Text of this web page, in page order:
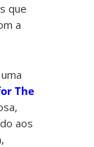
que
a
The
aos